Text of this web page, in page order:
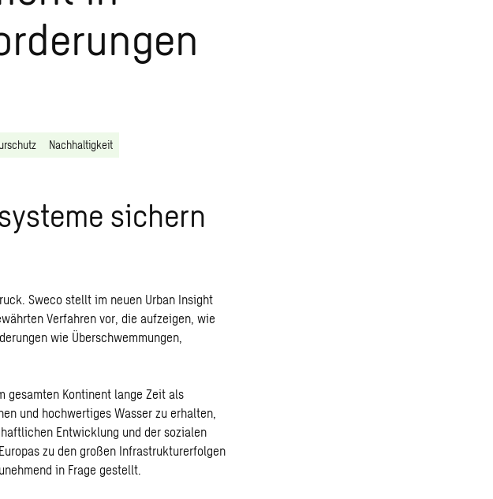
Nachhaltigkeit
sichern
Sweco stellt im neuen Urban Insight
Verfahren vor, die aufzeigen, wie
wie Überschwemmungen,
gesamten Kontinent lange Zeit als
und hochwertiges Wasser zu erhalten,
Entwicklung und der sozialen
zu den großen Infrastrukturerfolgen
in Frage gestellt.